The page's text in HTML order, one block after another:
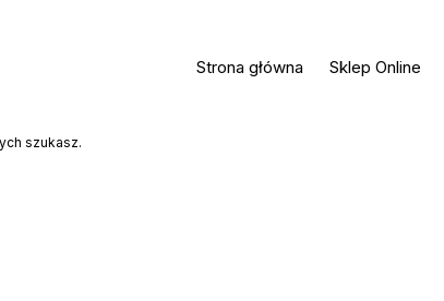
Strona główna Sklep Online
szukasz.